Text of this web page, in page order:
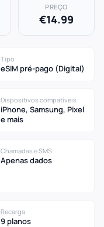
PREÇO
€14.99
Tipo
eSIM pré-pago (Digital)
Dispositivos compatíveis
iPhone, Samsung, Pixel
e mais
Chamadas e SMS
Apenas dados
Recarga
9 planos